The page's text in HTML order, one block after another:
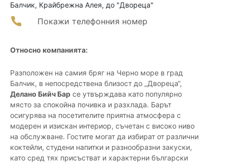
Балчик, Крайбрежна Алея, до "Двореца"
Покажи телефонния номер
Относно компанията:
Разположен на самия бряг на Черно море в град
Балчик, в непосредствена близост до „Двореца“,
Делано Бийч Бар се утвърждава като популярно
място за спокойна почивка и разхлада. Барът
осигурява на посетителите приятна атмосфера с
модерен и изискан интериор, съчетан с високо ниво
на обслужване. Гостите могат да избират от различни
коктейли, студени напитки и разнообразни закуски,
като сред тях присъстват и характерни български